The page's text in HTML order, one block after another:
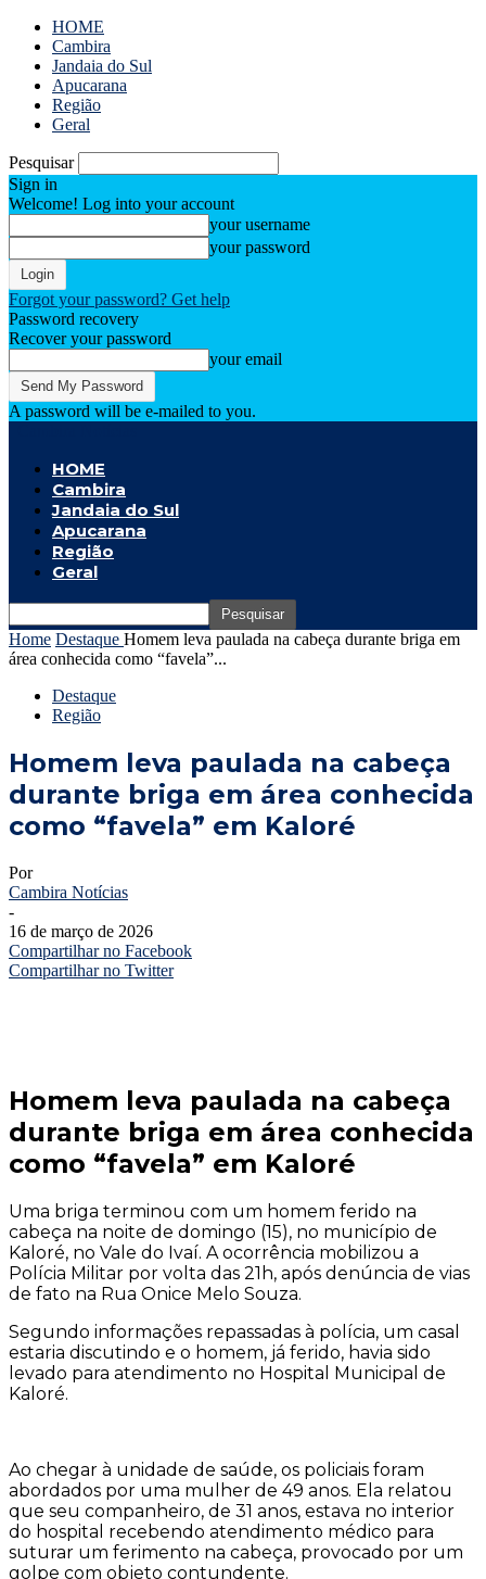
HOME
Cambira
Jandaia do Sul
Apucarana
Região
Geral
Pesquisar
Sign in
Welcome! Log into your account
your username
your password
Forgot your password? Get help
Password recovery
Recover your password
your email
A password will be e-mailed to you.
HOME
Cambira
Jandaia do Sul
Apucarana
Região
Geral
Home Destaque Homem leva paulada na cabeça durante briga em
área conhecida como “favela”...
Destaque
Região
Homem leva paulada na cabeça
durante briga em área conhecida
como “favela” em Kaloré
Por
Cambira Notícias
-
16 de março de 2026
Compartilhar no Facebook
Compartilhar no Twitter
Homem leva paulada na cabeça
durante briga em área conhecida
como “favela” em Kaloré
Uma briga terminou com um homem ferido na
cabeça na noite de domingo (15), no município de
Kaloré, no Vale do Ivaí. A ocorrência mobilizou a
Polícia Militar por volta das 21h, após denúncia de vias
de fato na Rua Onice Melo Souza.
Segundo informações repassadas à polícia, um casal
estaria discutindo e o homem, já ferido, havia sido
levado para atendimento no Hospital Municipal de
Kaloré.
Ao chegar à unidade de saúde, os policiais foram
abordados por uma mulher de 49 anos. Ela relatou
que seu companheiro, de 31 anos, estava no interior
do hospital recebendo atendimento médico para
suturar um ferimento na cabeça, provocado por um
golpe com objeto contundente.